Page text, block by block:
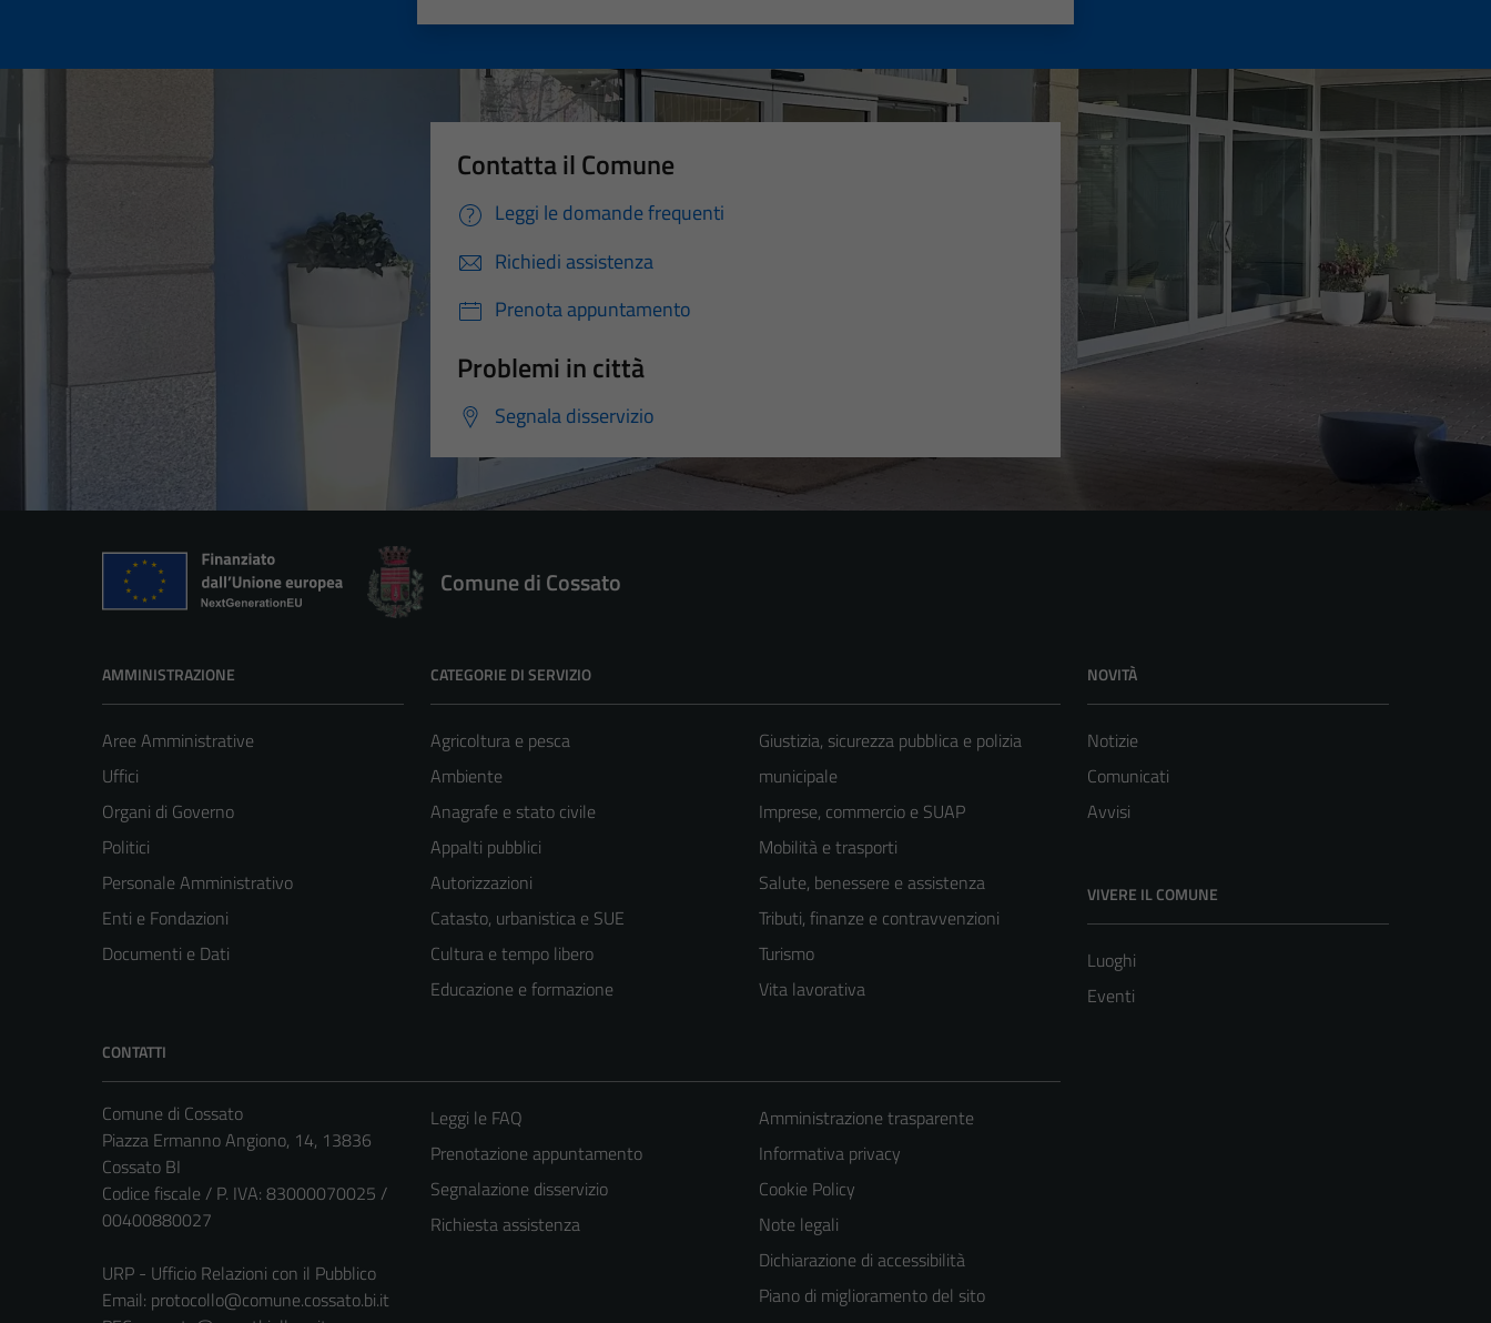
Contatta il Comune
Leggi le domande frequenti
Richiedi assistenza
Prenota appuntamento
Problemi in città
Segnala disservizio
Comune di Cossato
AMMINISTRAZIONE
Aree Amministrative
Uffici
Organi di Governo
Politici
Personale Amministrativo
Enti e Fondazioni
Documenti e Dati
CATEGORIE DI SERVIZIO
Agricoltura e pesca
Ambiente
Anagrafe e stato civile
Appalti pubblici
Autorizzazioni
Catasto, urbanistica e SUE
Cultura e tempo libero
Educazione e formazione
Giustizia, sicurezza pubblica e polizia
municipale
Imprese, commercio e SUAP
Mobilità e trasporti
Salute, benessere e assistenza
Tributi, finanze e contravvenzioni
Turismo
Vita lavorativa
NOVITÀ
Notizie
Comunicati
Avvisi
VIVERE IL COMUNE
Luoghi
Eventi
CONTATTI
Comune di Cossato
Piazza Ermanno Angiono, 14, 13836
Cossato BI
Codice fiscale / P. IVA: 83000070025 /
00400880027
URP - Ufficio Relazioni con il Pubblico
Email: protocollo@comune.cossato.bi.it
Leggi le FAQ
Prenotazione appuntamento
Segnalazione disservizio
Richiesta assistenza
Amministrazione trasparente
Informativa privacy
Cookie Policy
Note legali
Dichiarazione di accessibilità
Piano di miglioramento del sito